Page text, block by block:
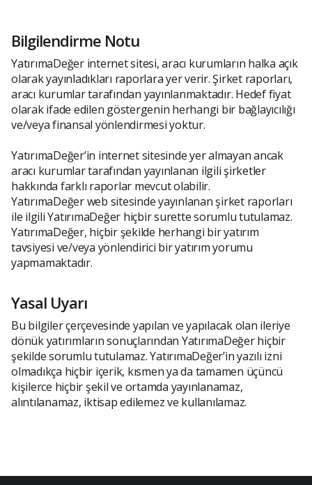
Bilgilendirme Notu
YatırımaDeğer internet sitesi, aracı kurumların halka açık
olarak yayınladıkları raporlara yer verir. Şirket raporları,
aracı kurumlar tarafından yayınlanmaktadır. Hedef fiyat
olarak ifade edilen göstergenin herhangi bir bağlayıcılığı
ve/veya finansal yönlendirmesi yoktur.
YatırımaDeğer’in internet sitesinde yer almayan ancak
aracı kurumlar tarafından yayınlanan ilgili şirketler
hakkında farklı raporlar mevcut olabilir.
YatırımaDeğer web sitesinde yayınlanan şirket raporları
ile ilgili YatırımaDeğer hiçbir surette sorumlu tutulamaz.
YatırımaDeğer, hiçbir şekilde herhangi bir yatırım
tavsiyesi ve/veya yönlendirici bir yatırım yorumu
yapmamaktadır.
Yasal Uyarı
Bu bilgiler çerçevesinde yapılan ve yapılacak olan ileriye
dönük yatırımların sonuçlarından YatırımaDeğer hiçbir
şekilde sorumlu tutulamaz. YatırımaDeğer’in yazılı izni
olmadıkça hiçbir içerik, kısmen ya da tamamen üçüncü
kişilerce hiçbir şekil ve ortamda yayınlanamaz,
alıntılanamaz, iktisap edilemez ve kullanılamaz.